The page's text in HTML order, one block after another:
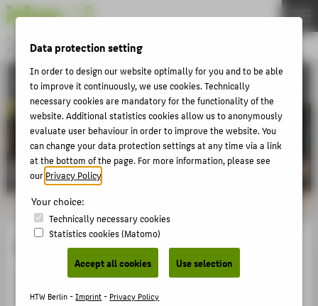
MODEDESIGN
Menu
ACTIVITIES
Darya Tretyakova
Fotos aus der Fashion-Show: Claudia Nürnberger,
KOWA-Berlin
DE EN
THEMEN
APPLICATION
STUDIES
ACTIVITIES
MASTER
ZENTRALE SEITEN
BERATUNG & SERVICE
Data protection setting
In order to design our website optimally for you and to be able
to improve it continuously, we use cookies. Technically
necessary cookies are mandatory for the functionality of the
website. Additional statistics cookies allow us to anonymously
evaluate user behaviour in order to improve the website. You
can change your data protection settings at any time via a link
at the bottom of the page. For more information, please see
ourPrivacy Policy
Your choice:
Technically necessary cookies
Statistics cookies (Matomo)
Accept all cookies Use selection
HTW Berlin -Imprint- Privacy Policy